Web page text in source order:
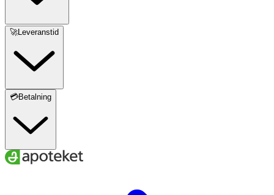
🚀Leveranstid
💳Betalning